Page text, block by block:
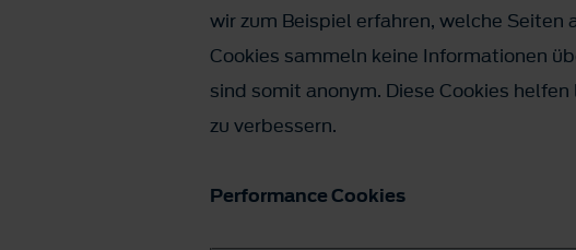
wir zum Beispiel erfahren, welche
Cookies sammeln keine Informationen
sind somit anonym. Diese Cookies
zu verbessern.
Performance Cookies